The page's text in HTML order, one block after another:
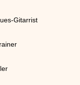
Gitarrist